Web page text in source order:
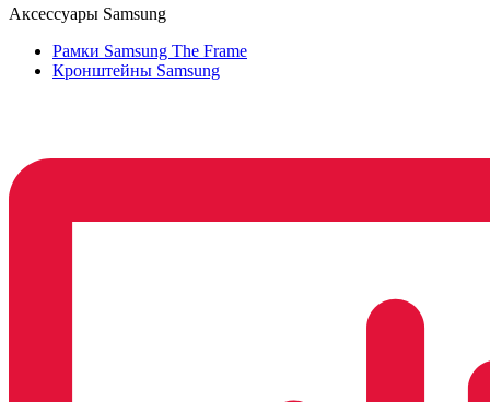
Аксессуары Samsung
Рамки Samsung The Frame
Кронштейны Samsung